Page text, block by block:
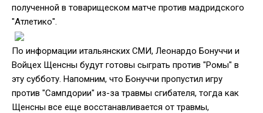
полученной в товарищеском матче против мадридского
"Атлетико".
По информации итальянских СМИ, Леонардо Бонуччи и
Войцех Щенсны будут готовы сыграть против "Ромы" в
эту субботу. Напомним, что Бонуччи пропустил игру
против "Сампдории" из-за травмы сгибателя, тогда как
Щенсны все еще восстанавливается от травмы,